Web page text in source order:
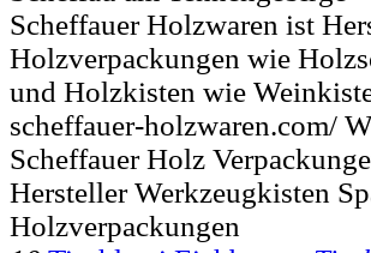
Scheffauer Holzwaren ist
Holzverpackungen wie
und Holzkisten wie
scheffauer-holzwaren.com/
Scheffauer Holz
Hersteller Werkzeugkisten
Holzverpackungen